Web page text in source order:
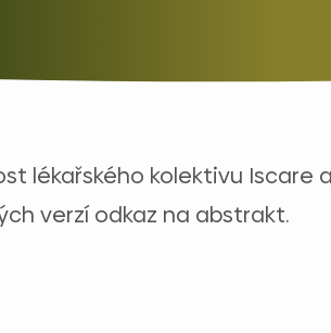
lékařského kolektivu Iscare
verzí odkaz na abstrakt.